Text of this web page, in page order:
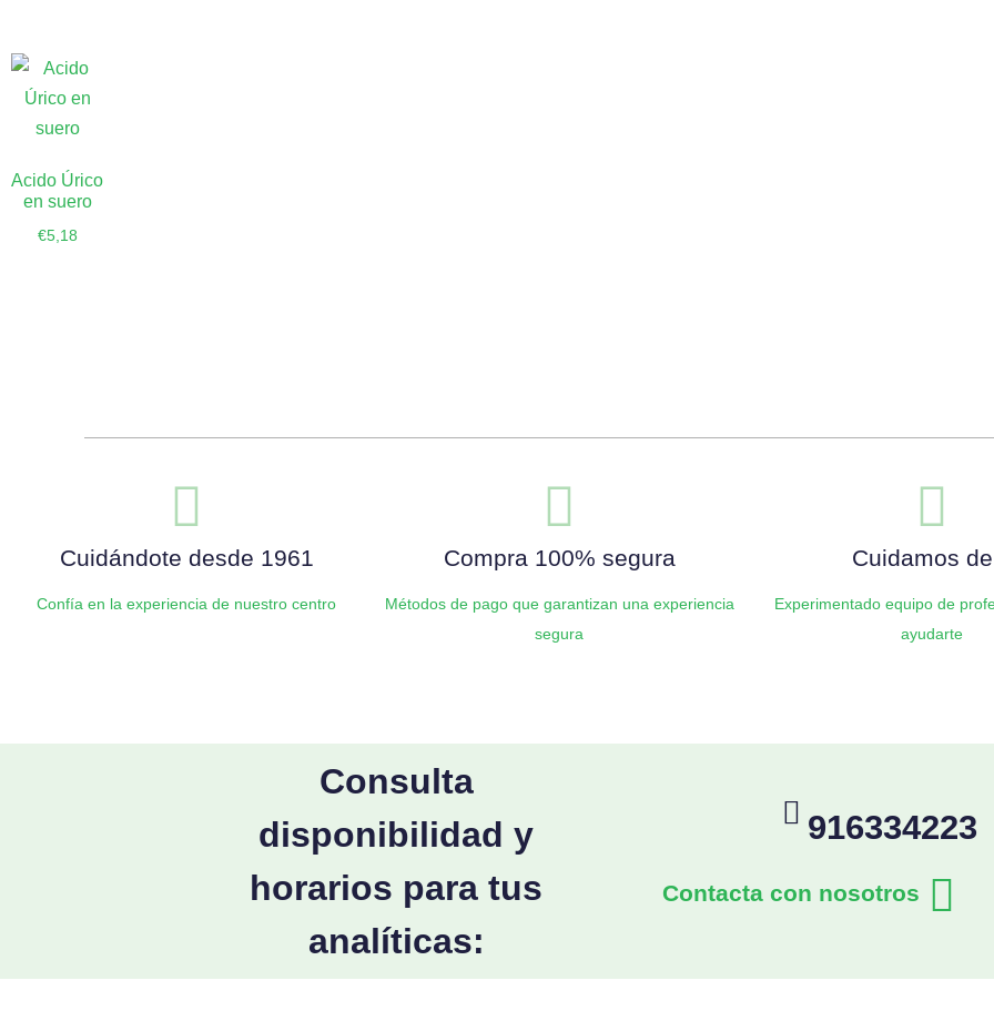
Acido Úrico
en suero
€5,18
Cuidándote desde 1961
Confía en la experiencia de nuestro centro
Compra 100% segura
Métodos de pago que garantizan una experiencia
segura
Cuidamos
Experimentado equipo de
ayudarte
Consulta
disponibilidad y
horarios para tus
analíticas:
916334223
Contacta con nosotros